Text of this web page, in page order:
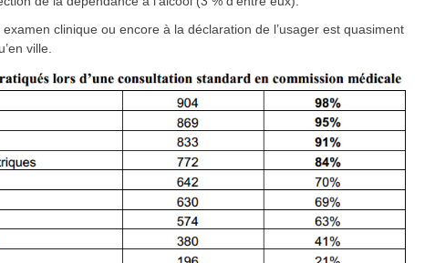
clinique ou encore à la déclaration de l’usager est quasiment
ville.